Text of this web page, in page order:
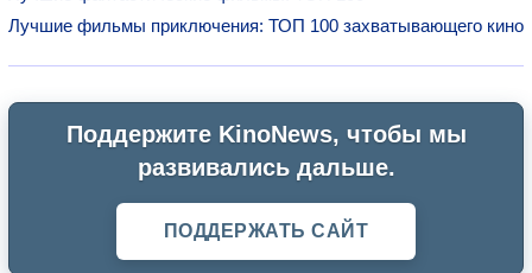
Лучшие фильмы приключения: ТОП 100 захватывающего кино
Поддержите KinoNews, чтобы мы
развивались дальше.
ПОДДЕРЖАТЬ САЙТ